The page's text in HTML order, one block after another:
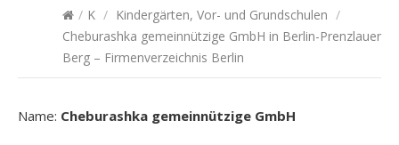
/ K / Kindergärten, Vor- und Grundschulen /
Cheburashka gemeinnützige GmbH in Berlin-Prenzlauer
Berg – Firmenverzeichnis Berlin
Name: Cheburashka gemeinnützige GmbH